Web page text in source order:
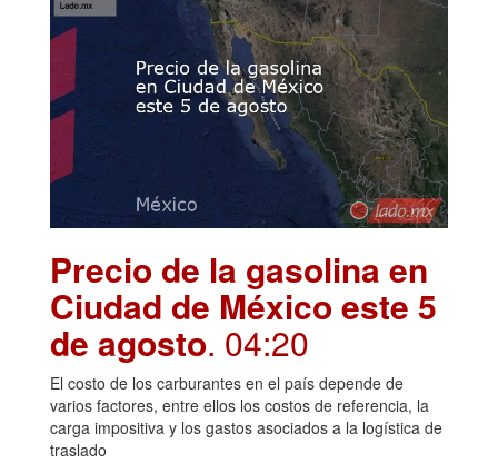
Precio de la gasolina en
Ciudad de México este 5
de agosto. 04:20
El costo de los carburantes en el país depende de
varios factores, entre ellos los costos de referencia, la
carga impositiva y los gastos asociados a la logística de
traslado